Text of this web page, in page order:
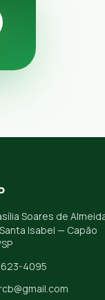
Soares de
Santa Isabel — Capão
4095